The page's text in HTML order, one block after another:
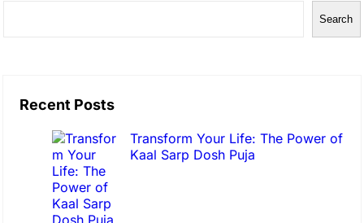
न
स्वा
मी
:
Search
Recent Posts
Transform Your Life: The Power of
Kaal Sarp Dosh Puja